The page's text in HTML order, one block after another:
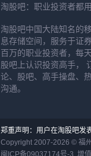
淘股吧：职业投资者都
淘股吧中国大陆知名的
息存储空间，服务于证
百万的职业投资者，每
股吧上认识投资高手，
论、股吧、高手操盘、
沟通。
郑重声明：用户在淘股吧发
Copyright 2007-2026 © 福
闽ICP备09037174号-3 增